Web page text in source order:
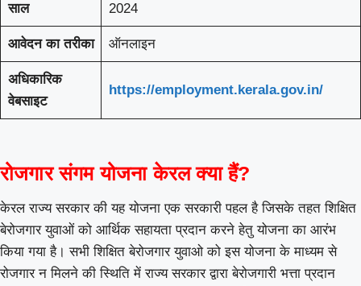
साल 2024
आवेदन का तरीका ऑनलाइन
अधिकारिक
वेबसाइट
https://employment.kerala.gov.in/
रोजगार संगम योजना केरल क्या हैं?
केरल राज्य सरकार की यह योजना एक सरकारी पहल है जिसके तहत शिक्षित
बेरोजगार युवाओं को आर्थिक सहायता प्रदान करने हेतु योजना का आरंभ
किया गया है। सभी शिक्षित बेरोजगार युवाओ को इस योजना के माध्यम से
रोजगार न मिलने की स्थिति में राज्य सरकार द्वारा बेरोजगारी भत्ता प्रदान